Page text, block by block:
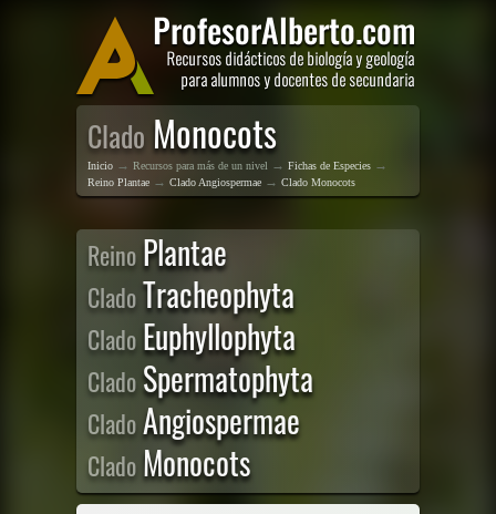
Clado Monocots
Inicio → Recursos para más de un nivel → Fichas de Especies →
Reino Plantae → Clado Angiospermae → Clado Monocots
ReinoPlantae
CladoTracheophyta
Clado Euphyllophyta
Clado Spermatophyta
CladoAngiospermae
Clado Monocots